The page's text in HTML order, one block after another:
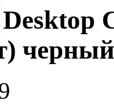
Desktop
черный